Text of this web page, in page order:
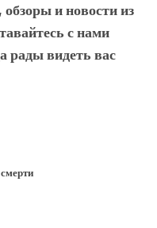
и новости из
с нами
рады видеть вас